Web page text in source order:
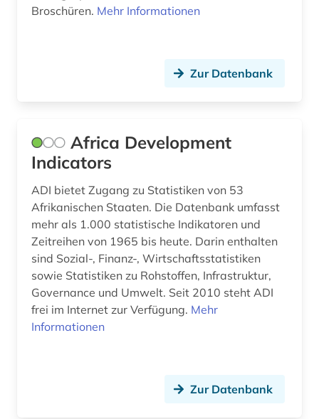
dynastie (1)
ecuador (2)
eheschließung (1)
einreise (1)
einwanderung (4)
eisenbahn (1)
ejournals (1)
Broschüren. Mehr Informationen
Zur Datenbank
Africa Development
Indicators
ADI bietet Zugang zu Statistiken von 53
Afrikanischen Staaten. Die Datenbank umfasst
mehr als 1.000 statistische Indikatoren und
Zeitreihen von 1965 bis heute. Darin enthalten
sind Sozial-, Finanz-, Wirtschaftsstatistiken
sowie Statistiken zu Rohstoffen, Infrastruktur,
Governance und Umwelt. Seit 2010 steht ADI
frei im Internet zur Verfügung. Mehr
Informationen
Zur Datenbank